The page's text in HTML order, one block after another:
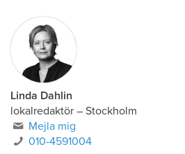
Linda Dahlin
lokalredaktör – Stockholm
Mejla mig
010-4591004